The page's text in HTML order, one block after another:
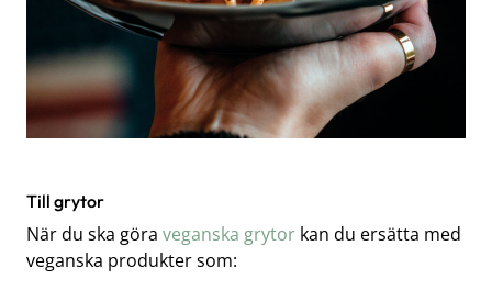
Till grytor
När du ska göra veganska grytor kan du ersätta med
veganska produkter som: